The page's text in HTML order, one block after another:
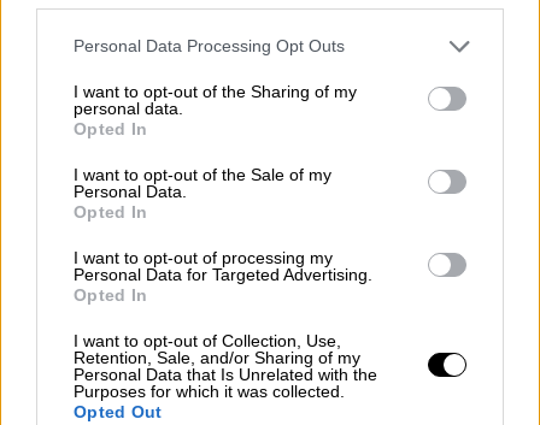
Please note that this website/app uses one or more Google
not limited to your visit or usage behaviour. You may click to
grant or deny consent to Google and its third-party tags to
use your data for below specified purposes in below Google
consent section.
Personal Data Processing Opt Outs
I want to opt-out of the Sharing of my
personal data.
Opted In
I want to opt-out of the Sale of my
Personal Data.
Opted In
I want to opt-out of processing my
Personal Data for Targeted Advertising.
Opted In
I want to opt-out of Collection, Use,
Retention, Sale, and/or Sharing of my
Personal Data that Is Unrelated with the
Purposes for which it was collected.
Opted Out
«Από πολλές πλευρές, η εμπειρία μου
συμπίπτει
δύο θέλουμε το καλύτερο για τις χώρες μας.
Αλλά ξέρει, όμως και εγώ ξέρω από τη μακρά
αμοιβαίες λύσεις, επωφελείς και για τους
δύο», είπε.
Τρελή η συζήτηση για προσάρτηση
του Καναδά